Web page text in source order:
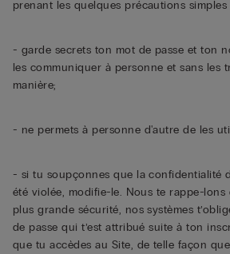
prenant les quelques précautions simples
- garde secrets ton mot de passe et ton
les communiquer à personne et sans les
manière;
- ne permets à personne d'autre de les
- si tu soupçonnes que la confidentialité
été violée, modifie-le. Nous te rappe-
plus grande sécurité, nos systèmes
de passe qui t’est attribué suite à ton
que tu accèdes au Site, de telle façon